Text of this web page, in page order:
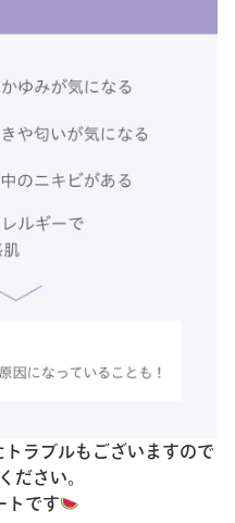
ラブルもございますので
ださい。
トです